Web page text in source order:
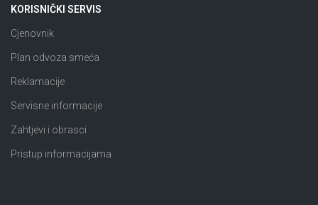
KORISNIČKI SERVIS
Cjenovnik
Plan odvoza smeća
Reklamacije
Servisne informacije
Zahtjevi i obrasci
Pristup informacijama